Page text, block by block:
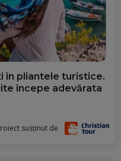
în pliantele turistice.
începe adevărata
susținut de